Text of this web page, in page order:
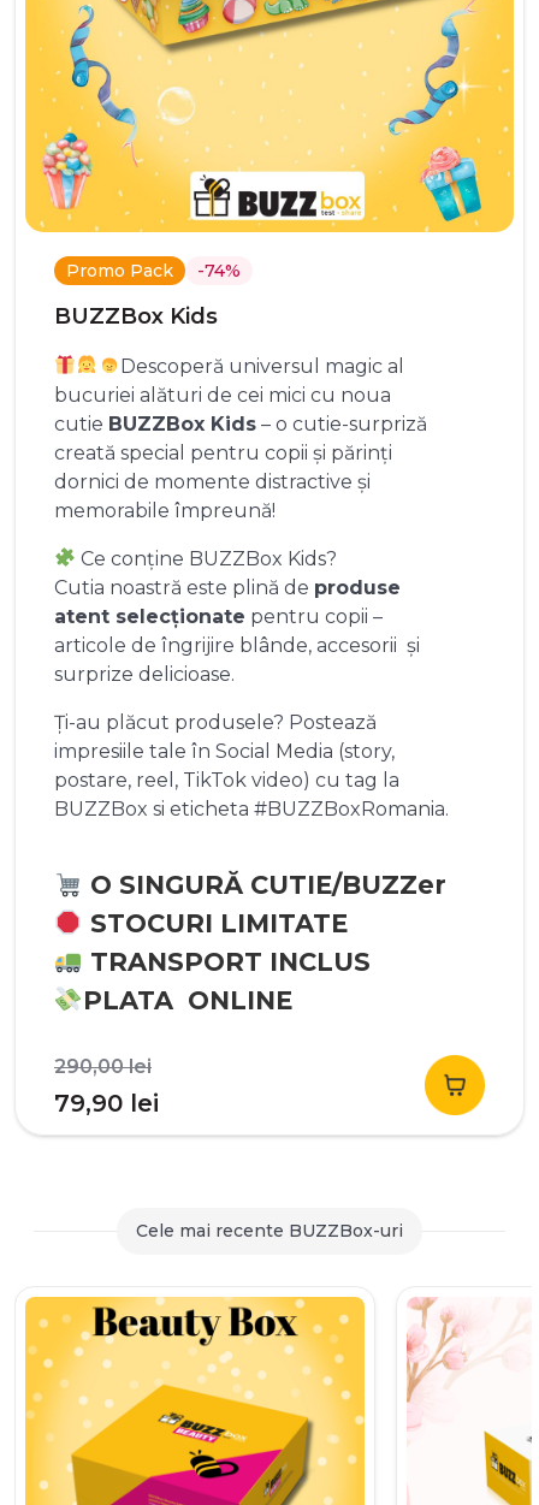
Promo Pack -74%
BUZZBox Kids
Descoperă universul magic al
bucuriei alături de cei mici cu noua
cutie BUZZBox Kids – o cutie-surpriză
creată special pentru copii și părinți
dornici de momente distractive și
memorabile împreună!
Ce conține BUZZBox Kids?
Cutia noastră este plină de produse
atent selecționate pentru copii –
articole de îngrijire blânde, accesorii și
surprize delicioase.
Ți-au plăcut produsele? Postează
impresiile tale în Social Media (story,
postare, reel, TikTok video) cu tag la
BUZZBox si eticheta #BUZZBoxRomania.
O SINGURĂ CUTIE/BUZZer
STOCURI LIMITATE
TRANSPORT INCLUS
PLATA ONLINE
290,00leiPrețul
inițial
a
290,00 lei.
79,90 lei
curent
79,90 lei.
Cele mai recente BUZZBox-uri